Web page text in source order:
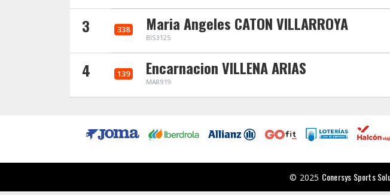
3 338 Maria Angeles CATON VILLARROYA
BI53125
4 139 Encarnacion VILLENA ARIAS
MA8919
© 2025 Conersys Sports